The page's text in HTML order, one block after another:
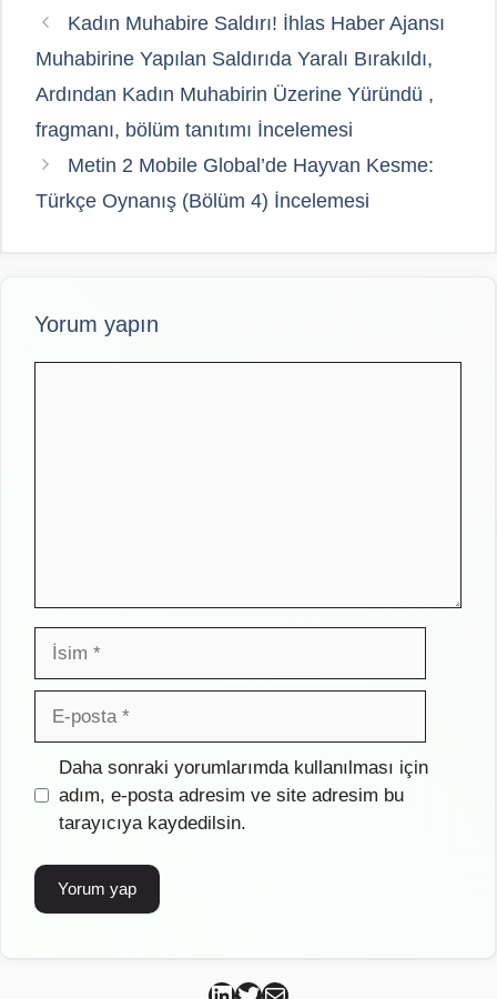
Kadın Muhabire Saldırı! İhlas Haber Ajansı
Muhabirine Yapılan Saldırıda Yaralı Bırakıldı,
Ardından Kadın Muhabirin Üzerine Yüründü ,
fragmanı, bölüm tanıtımı İncelemesi
Metin 2 Mobile Global’de Hayvan Kesme:
Türkçe Oynanış (Bölüm 4) İncelemesi
Yorum yapın
İsim
posta
İnternet
sitesi
Daha sonraki yorumlarımda kullanılması için
adım, e-posta adresim ve site adresim bu
tarayıcıya kaydedilsin.